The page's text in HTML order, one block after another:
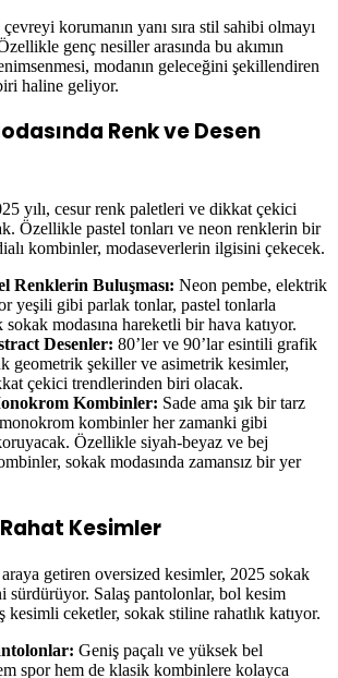
korumanın yanı sıra stil sahibi olmayı
genç nesiller arasında bu akımın
modanın geleceğini şekillendiren
haline geliyor.
Renk ve Desen
yılı, cesur renk paletleri ve dikkat çekici
Özellikle pastel tonları ve neon renklerin bir
kombinler, modaseverlerin ilgisini çekecek.
Renklerin Buluşması: Neon pembe, elektrik
yeşili gibi parlak tonlar, pastel tonlarla
sokak modasına hareketli bir hava katıyor.
Desenler: 80’ler ve 90’lar esintili grafik
geometrik şekiller ve asimetrik kesimler,
çekici trendlerinden biri olacak.
Kombinler: Sade ama şık bir tarz
kombinler her zamanki gibi
Özellikle siyah-beyaz ve bej
sokak modasında zamansız bir yer
Kesimler
getiren oversized kesimler, 2025 sokak
sürdürüyor. Salaş pantolonlar, bol kesim
kesimli ceketler, sokak stiline rahatlık katıyor.
Geniş paçalı ve yüksek bel
spor hem de klasik kombinlere kolayca